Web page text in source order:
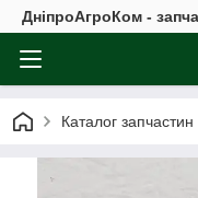
ДніпроАгроКом -
Каталог запчастин